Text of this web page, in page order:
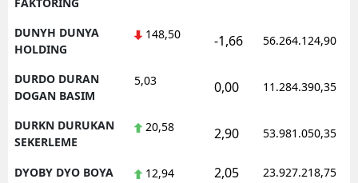
DUNYH DUNYA
HOLDING
148,50 -1,66 56.264.124,90
DURDO DURAN
DOGAN BASIM
5,03 0,00 11.284.390,35
DURKN DURUKAN
SEKERLEME
20,58 2,90 53.981.050,35
DYOBY DYO BOYA 12,94 2,05 23.927.218,75